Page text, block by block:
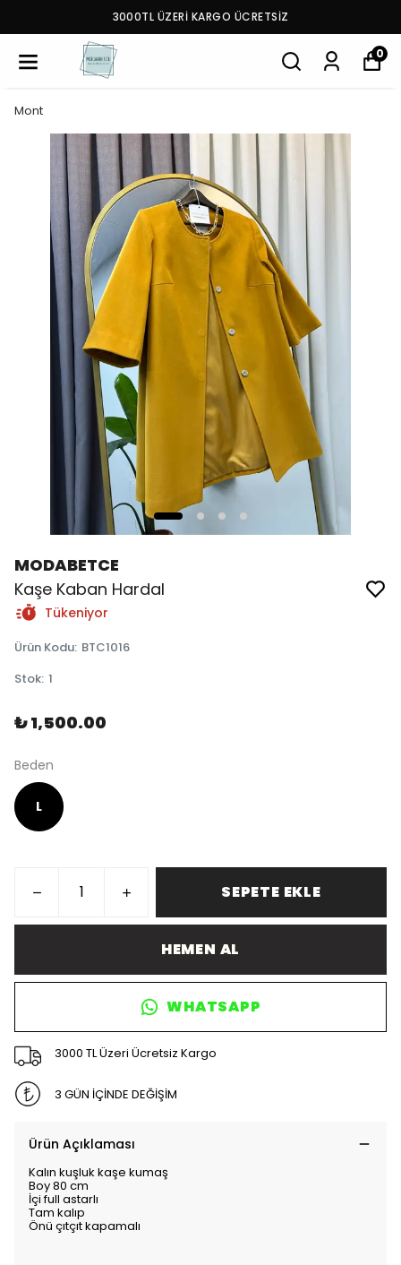
3000TL ÜZERİ KARGO ÜCRETSİZ
0
Mont
MODABETCE
Kaşe Kaban Hardal
Tükeniyor
Ürün Kodu: BTC1016
Stok: 1
₺ 1,500.00
Beden
L
SEPETE EKLE
HEMEN AL
WHATSAPP
3000 TL Üzeri Ücretsiz Kargo
3 GÜN İÇİNDE DEĞİŞİM
Ürün Açıklaması
Kalın kuşluk kaşe kumaş
Boy 80 cm
İçi full astarlı
Tam kalıp
Önü çıtçıt kapamalı